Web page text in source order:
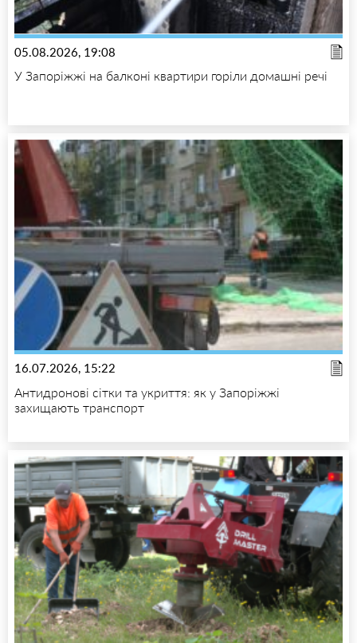
05.08.2026, 19:08
У Запоріжжі на балконі квартири горіли домашні речі
16.07.2026, 15:22
Антидронові сітки та укриття: як у Запоріжжі
захищають транспорт